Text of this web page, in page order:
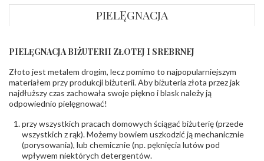
KAMIENIE
Rodzaje
kamieni:
Cyrkonia
Liczba kamieni:
Cyrkonia - 4 szt.
Szlif kamieni:
(łącznie)
INNE PARAMETRY
PIELĘGNACJA
PIELĘGNACJA BIŻUTERII ZŁOTEJ I SREBRNEJ
Złoto jest metalem drogim, lecz pomimo to najpopularniejszym
materiałem przy produkcji biżuterii. Aby biżuteria złota przez jak
najdłuższy czas zachowała swoje piękno i blask należy ją
odpowiednio pielęgnować!
przy wszystkich pracach domowych ściągać biżuterię (przede
wszystkich z rąk). Możemy bowiem uszkodzić ją mechanicznie
(porysowania), lub chemicznie (np. pęknięcia lutów pod
wpływem niektórych detergentów.